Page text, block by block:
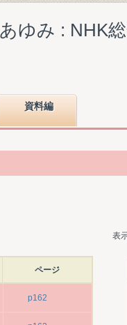
ゆみ : NHK
資料編
表
ページ
p162